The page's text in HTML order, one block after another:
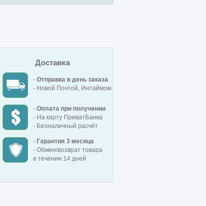
Доставка
- Отправка в день заказа
- Новой Почтой, Интаймом
- Оплата при получении
- На карту ПриватБанка
- Безналичный расчёт
- Гарантия 3 месяца
- Обмен/возврат товара
в течении 14 дней